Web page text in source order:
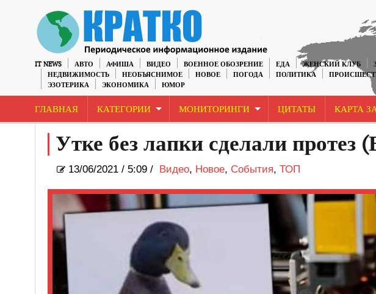
IT NEWS АВТО АФИША ВИДЕО ВОЕННОЕ ОБОЗРЕНИЕ ЕДА ЖЕНСКИЙ КЛУБ
НЕДВИЖИМОСТЬ
НЕОБЪЯСНИМОЕ НОВОЕ ПОГОДА ПОЛИТИКА
ЭЗОТЕРИКА
ЭКОНОМИКА ЮМОР
ГЛАВНАЯ КАТЕГОРИИ МОНИТОРИНГИ ЦИТАТЫ КАРТА
Утке без лапки сделали
13/06/2021/ 5:09 / Видео, Новое, События, ТОП